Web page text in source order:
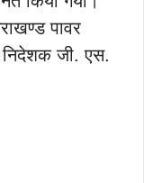
पावर
निदेशक जी. एस.